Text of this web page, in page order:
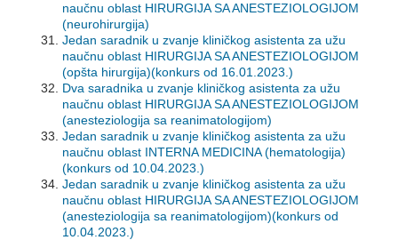
naučnu oblast HIRURGIJA SA ANESTEZIOLOGIJOM
(neurohirurgija)
Jedan saradnik u zvanje kliničkog asistenta za užu
naučnu oblast HIRURGIJA SA ANESTEZIOLOGIJOM
(opšta hirurgija)(konkurs od 16.01.2023.)
Dva saradnika u zvanje kliničkog asistenta za užu
naučnu oblast HIRURGIJA SA ANESTEZIOLOGIJOM
(anesteziologija sa reanimatologijom)
Jedan saradnik u zvanje kliničkog asistenta za užu
naučnu oblast INTERNA MEDICINA (hematologija)
(konkurs od 10.04.2023.)
Jedan saradnik u zvanje kliničkog asistenta za užu
naučnu oblast HIRURGIJA SA ANESTEZIOLOGIJOM
(anesteziologija sa reanimatologijom)(konkurs od
10.04.2023.)